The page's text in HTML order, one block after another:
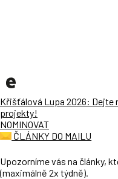
Křišťálová Lupa 2026: Dejte
projekty!
NOMINOVAT
ČLÁNKY DO MAILU
Upozorníme vás na články,
(maximálně 2x týdně).